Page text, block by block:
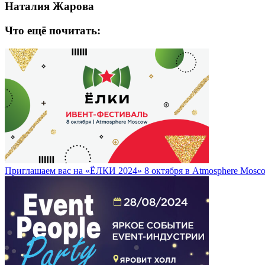
Наталия Жарова
Что ещё почитать:
Приглашаем вас на «ЁЛКИ 2024» 8 октября в Atmosphere